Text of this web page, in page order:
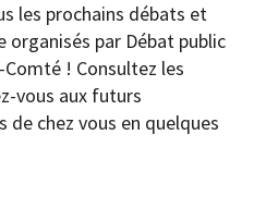
les prochains débats et
organisés par Débat public
! Consultez les
vous aux futurs
de chez vous en quelques